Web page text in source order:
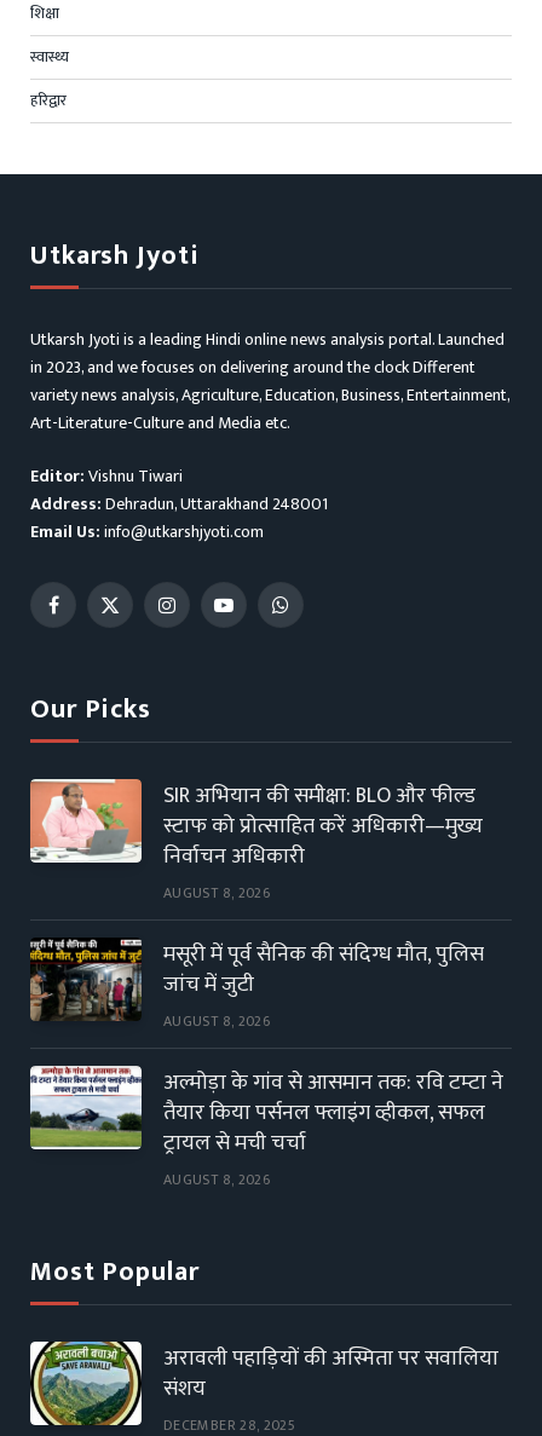
शिक्षा
स्वास्थ्य
हरिद्वार
Utkarsh Jyoti
Utkarsh Jyoti is a leading Hindi online news analysis portal. Launched
in 2023, and we focuses on delivering around the clock Different
variety news analysis, Agriculture, Education, Business, Entertainment,
Art-Literature-Culture and Media etc.
Editor:Vishnu Tiwari
Address:Dehradun, Uttarakhand 248001
Email Us:info@utkarshjyoti.com
Facebook
X
InstagramYouTubeWhatsApp
Our Picks
SIR अभियान की समीक्षा: BLO और फील्ड
स्टाफ को प्रोत्साहित करें अधिकारी—मुख्य
निर्वाचन अधिकारी
AUGUST 8, 2026
मसूरी में पूर्व सैनिक की संदिग्ध मौत, पुलिस
जांच में जुटी
AUGUST 8, 2026
अल्मोड़ा के गांव से आसमान तक: रवि टम्टा ने
तैयार किया पर्सनल फ्लाइंग व्हीकल, सफल
ट्रायल से मची चर्चा
AUGUST 8, 2026
Most Popular
अरावली पहाड़ियों की अस्मिता पर सवालिया
संशय
DECEMBER 28, 2025